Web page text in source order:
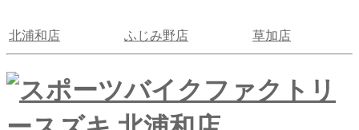
北浦和店 ふじみ野店 草加店